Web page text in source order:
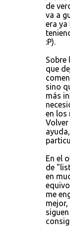
de
va a
era
:P).
Sobre
que
sino
más
en los
En el
de
en
me